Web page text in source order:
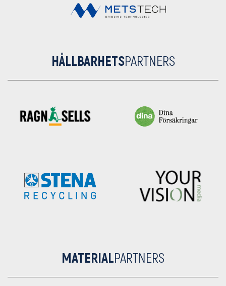
HÅLLBARHETSPARTNERS
MATERIALPARTNERS